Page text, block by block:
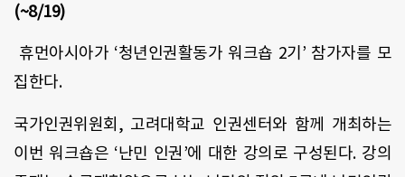
(~8/19)
휴먼아시아가 ‘청년인권활동가 워크숍 2기 ’ 참가자를 모
집한다.
국가인권위원회 , 고려대학교 인권센터와 함께 개최하는
이번 워크숍은 ‘난민 인권’에 대한 강의로 구성된다. 강의